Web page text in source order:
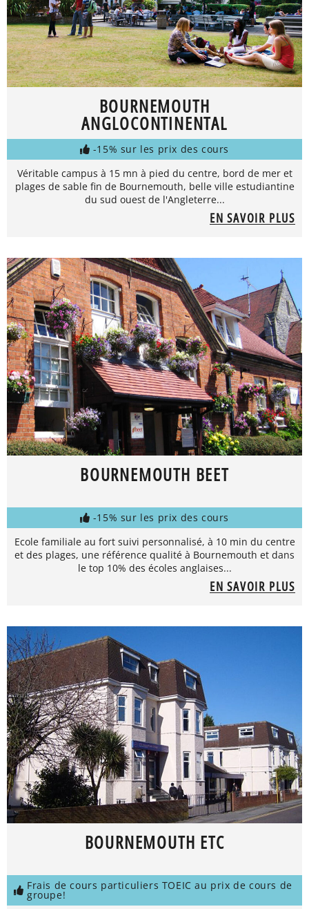
BOURNEMOUTH
ANGLOCONTINENTAL
-15% sur les prix des cours
Véritable campus à 15 mn à pied du centre, bord de mer et
plages de sable fin de Bournemouth, belle ville estudiantine
du sud ouest de l'Angleterre...
EN SAVOIR PLUS
BOURNEMOUTH BEET
-15% sur les prix des cours
Ecole familiale au fort suivi personnalisé, à 10 min du centre
et des plages, une référence qualité à Bournemouth et dans
le top 10% des écoles anglaises...
EN SAVOIR PLUS
BOURNEMOUTH ETC
Frais de cours particuliers TOEIC au prix de cours de
groupe!